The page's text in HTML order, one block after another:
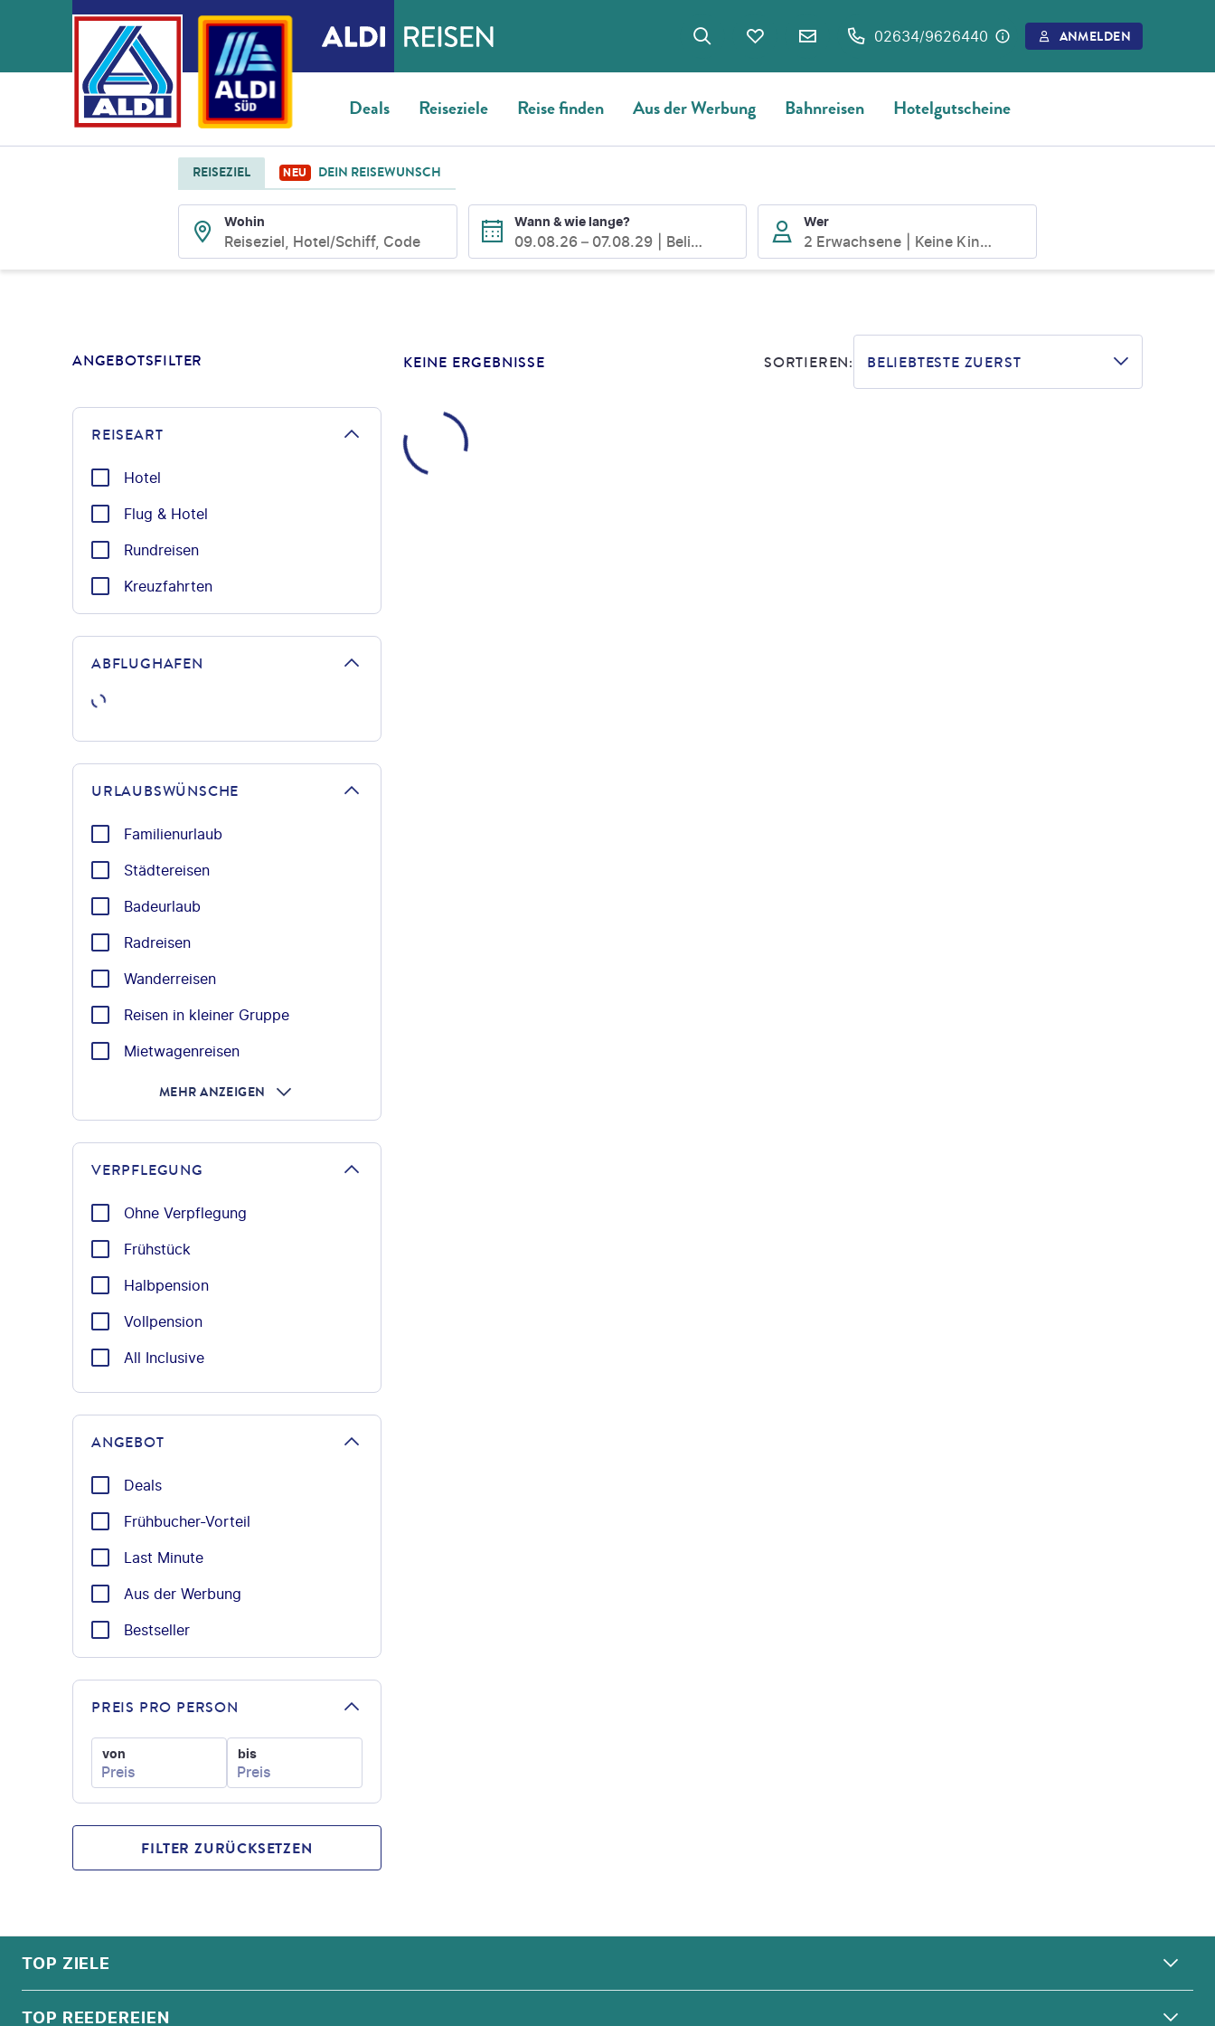
02634/9626440 ANMELDEN
Deals Reiseziele Reise finden Aus der Werbung Bahnreisen Hotelgutscheine
REISEZIEL NEU DEIN REISEWUNSCH
Wohin
Reiseziel, Hotel/Schiff, Code
Wann & wie lange?
09.08.26– 07.08.29 Beliebig
Wer
2 Erwachsene Keine Kinder
ANGEBOTSFILTER
REISEART
Hotel
Flug & Hotel
Rundreisen
Kreuzfahrten
ABFLUGHAFEN
URLAUBSWÜNSCHE
Familienurlaub
Städtereisen
Badeurlaub
Radreisen
Wanderreisen
Reisen in kleiner Gruppe
Mietwagenreisen
MEHR ANZEIGEN
VERPFLEGUNG
Ohne Verpflegung
Frühstück
Halbpension
Vollpension
All Inclusive
ANGEBOT
Deals
Frühbucher-Vorteil
Last Minute
Aus der Werbung
Bestseller
PREIS PRO PERSON
von bis
FILTER ZURÜCKSETZEN
SUCHERGEBNISSE
KEINE ERGEBNISSE SORTIEREN: BELIEBTESTE ZUERST
FOOTER
Footer navigation
TOP ZIELE
ALPEN
TOP REEDEREIEN